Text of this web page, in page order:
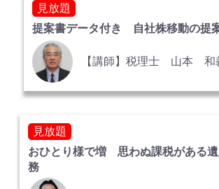
見放題
提案書データ付き 自社株移動の提
【講師】税理士 山本
見放題
おひとり様で増 思わぬ課税がある
務